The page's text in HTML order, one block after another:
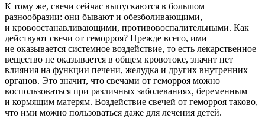
К тому же, свечи сейчас выпускаются в большом
разнообразии: они бывают и обезболивающими,
и кровоостанавливающими, противовоспалительными. Как
действуют свечи от геморроя? Прежде всего, ими
не оказывается системное воздействие, то есть лекарственное
вещество не оказывается в общем кровотоке, значит нет
влияния на функции печени, желудка и других внутренних
органов. Это значит, что свечами от геморроя можно
воспользоваться при различных заболеваниях, беременным
и кормящим матерям. Воздействие свечей от геморроя таково,
что ими можно пользоваться даже для лечения детей.